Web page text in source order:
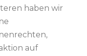
haben wir
auf